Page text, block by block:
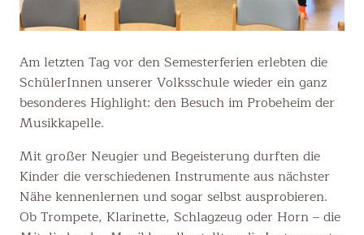
Am letzten Tag vor den Semesterferien erlebten die
SchülerInnen unserer Volksschule wieder ein ganz
besonderes Highlight: den Besuch im Probeheim der
Musikkapelle.
Mit großer Neugier und Begeisterung durften die
Kinder die verschiedenen Instrumente aus nächster
Nähe kennenlernen und sogar selbst ausprobieren.
Ob Trompete, Klarinette, Schlagzeug oder Horn – die